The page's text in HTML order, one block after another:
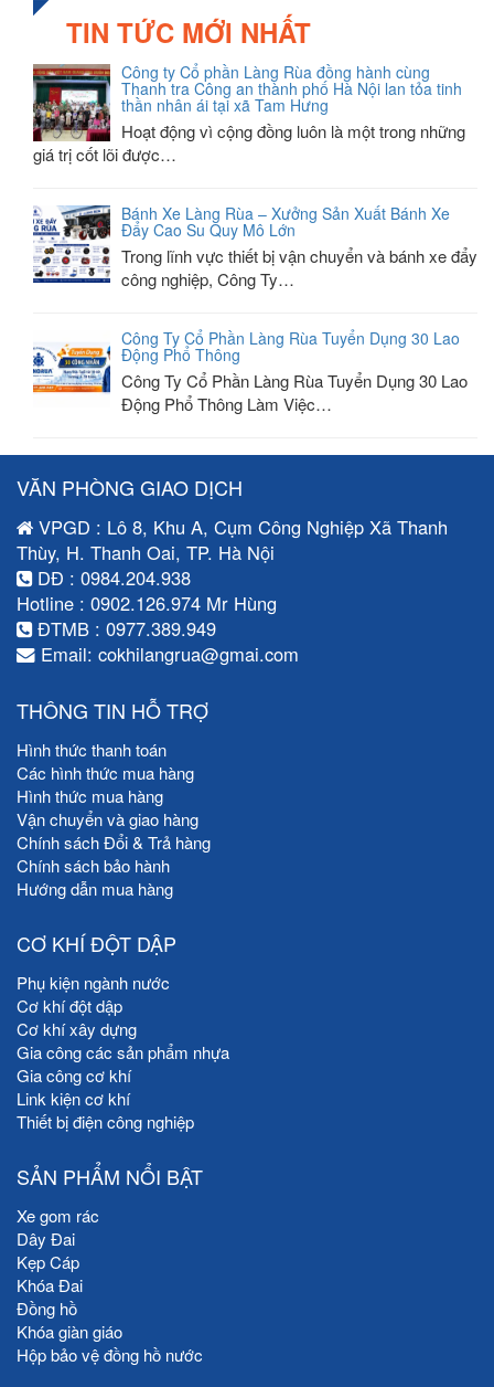
TIN TỨC MỚI NHẤT
Công ty Cổ phần Làng Rùa đồng hành cùng
Thanh tra Công an thành phố Hà Nội lan tỏa tinh
thần nhân ái tại xã Tam Hưng
Hoạt động vì cộng đồng luôn là một trong những
giá trị cốt lõi được…
Bánh Xe Làng Rùa – Xưởng Sản Xuất Bánh Xe
Đẩy Cao Su Quy Mô Lớn
Trong lĩnh vực thiết bị vận chuyển và bánh xe đẩy
công nghiệp, Công Ty…
Công Ty Cổ Phần Làng Rùa Tuyển Dụng 30 Lao
Động Phổ Thông
Công Ty Cổ Phần Làng Rùa Tuyển Dụng 30 Lao
Động Phổ Thông Làm Việc…
VĂN PHÒNG GIAO DỊCH
VPGD : Lô 8, Khu A, Cụm Công Nghiệp Xã Thanh
Thùy, H. Thanh Oai, TP. Hà Nội
DĐ : 0984.204.938
Hotline : 0902.126.974 Mr Hùng
ĐTMB : 0977.389.949
Email: cokhilangrua@gmai.com
THÔNG TIN HỖ TRỢ
Hình thức thanh toán
Các hình thức mua hàng
Hình thức mua hàng
Vận chuyển và giao hàng
Chính sách Đổi & Trả hàng
Chính sách bảo hành
Hướng dẫn mua hàng
CƠ KHÍ ĐỘT DẬP
Phụ kiện ngành nước
Cơ khí đột dập
Cơ khí xây dựng
Gia công các sản phẩm nhựa
Gia công cơ khí
Link kiện cơ khí
Thiết bị điện công nghiệp
SẢN PHẨM NỔI BẬT
Xe gom rác
Dây Đai
Kẹp Cáp
Khóa Đai
Đồng hồ
Khóa giàn giáo
Hộp bảo vệ đồng hồ nước